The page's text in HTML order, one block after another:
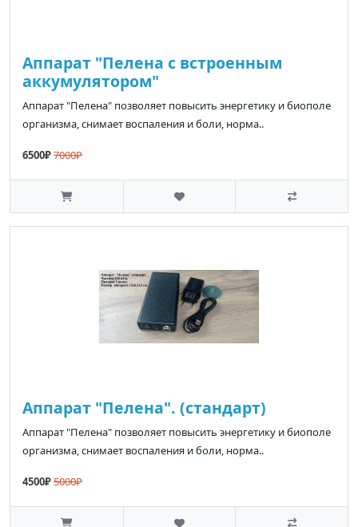
Аппарат "Пелена с встроенным
аккумулятором"
Аппарат "Пелена" позволяет повысить энергетику и биополе
организма, снимает воспаления и боли, норма..
6500₽7000₽
Аппарат "Пелена". (стандарт)
Аппарат "Пелена" позволяет повысить энергетику и биополе
организма, снимает воспаления и боли, норма..
4500₽5000₽